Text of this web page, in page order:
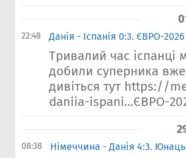
22:48 Данія - Іспанія 0:3. ЄВРО-
Тривалий час іспанці
добили суперника
дивіться тут https://
daniia-ispani...ЄВРО-
08:38 Німеччина - Данія 4:3.